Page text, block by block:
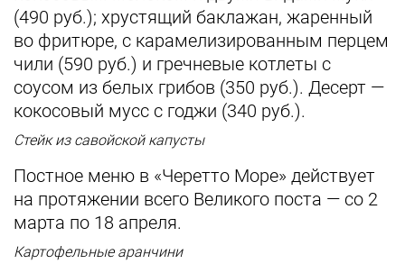
(490 руб.); хрустящий баклажан, жаренный
во фритюре, с карамелизированным перцем
чили (590 руб.) и гречневые котлеты с
соусом из белых грибов (350 руб.). Десерт —
кокосовый мусс с годжи (340 руб.).
Стейк из савойской капусты
Постное меню в «Черетто Море» действует
на протяжении всего Великого поста — со 2
марта по 18 апреля.
Картофельные аранчини